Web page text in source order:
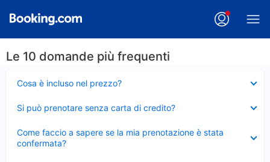
Le 10 domande più frequenti
Cosa è incluso nel prezzo?
chiuso
Si può prenotare senza carta di credito?
chiuso
Come faccio a sapere se la mia prenotazione è stata
confermata?
chiuso